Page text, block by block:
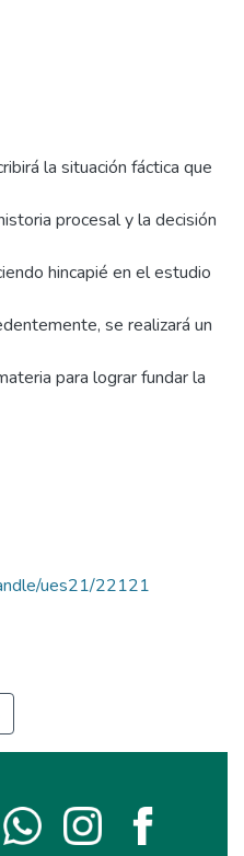
la situación fáctica que
procesal y la decisión
hincapié en el estudio
se realizará un
para lograr fundar la
ues21/22121